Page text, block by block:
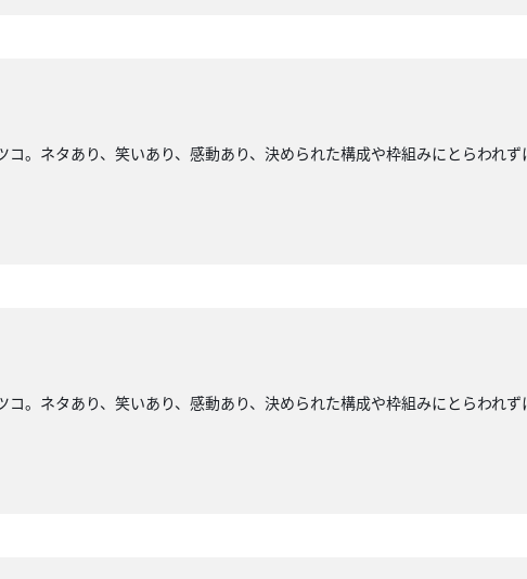
。ネタあり、笑いあり、感動あり、決められた構成や枠組みにとらわれず
。ネタあり、笑いあり、感動あり、決められた構成や枠組みにとらわれず